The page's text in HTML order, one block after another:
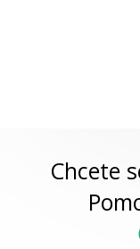
Chcete